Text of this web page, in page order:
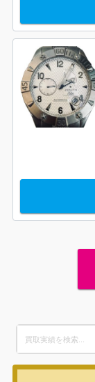
for: